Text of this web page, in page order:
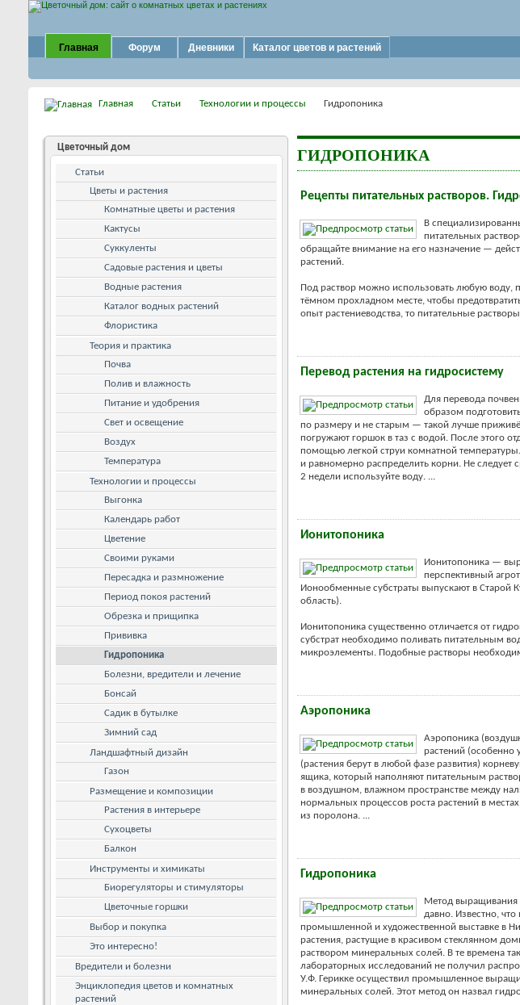
Главная Форум Дневники Каталог цветов и растений
Главная Статьи Технологии и процессы Гидропоника
ГИДРОПОНИКА
Рецепты питательных растворов.
В
питательных
обращайте внимание на его назначение —
растений.
Под раствор можно использовать любую воду,
тёмном прохладном месте, чтобы
опыт растениеводства, то питательные
Перевод растения на гидросистему
Для перевода
образом
по размеру и не старым — такой лучше
погружают горшок в таз с водой. После этого
помощью легкой струи комнатной
и равномерно распределить корни. Не следует
2 недели используйте воду. ...
Ионитопоника
Ионитопоника —
перспективный
Ионообменные субстраты выпускают в Старой
область).
Ионитопоника существенно отличается от
субстрат необходимо поливать питательным
микроэлементы. Подобные растворы
Аэропоника
Аэропоника
растений (особенно
(растения берут в любой фазе развития)
ящика, который наполняют питательным
в воздушном, влажном пространстве между
нормальных процессов роста растений в
из поролона. ...
Гидропоника
Метод выращивания
давно. Известно,
промышленной и художественной выставке в
растения, растущие в красивом стеклянном
раствором минеральных солей. В те времена
лабораторных исследований не получил
У.Ф. Герикке осуществил промышленное
минеральных солей. Этот метод он назвал
Цветочный дом
Статьи
Цветы и растения
Комнатные цветы и растения
Кактусы
Суккуленты
Садовые растения и цветы
Водные растения
Каталог водных растений
Флористика
Теория и практика
Почва
Полив и влажность
Питание и удобрения
Свет и освещение
Воздух
Температура
Технологии и процессы
Выгонка
Календарь работ
Цветение
Своими руками
Пересадка и размножение
Период покоя растений
Обрезка и прищипка
Прививка
Гидропоника
Болезни, вредители и лечение
Бонсай
Садик в бутылке
Зимний сад
Ландшафтный дизайн
Газон
Размещение и композиции
Растения в интерьере
Сухоцветы
Балкон
Инструменты и химикаты
Биорегуляторы и стимуляторы
Цветочные горшки
Выбор и покупка
Это интересно!
Вредители и болезни
Энциклопедия цветов и комнатных
растений